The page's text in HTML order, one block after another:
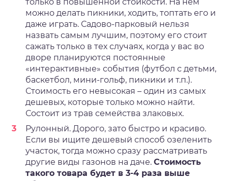
можно делать пикники, ходить, топтать его и
даже играть. Садово-парковый нельзя
назвать самым лучшим, поэтому его стоит
сажать только в тех случаях, когда у вас во
дворе планируются постоянные
«интерактивные» события (футбол с детьми,
баскетбол, мини-гольф, пикники и т.п.).
Стоимость его невысокая – один из самых
дешевых, которые только можно найти.
Состоит из трав семейства злаковых.
Рулонный. Дорого, зато быстро и красиво.
Если вы ищите дешевый способ озеленить
участок, тогда можно сразу рассматривать
другие виды газонов на даче. Стоимость
такого товара будет в 3-4 раза выше